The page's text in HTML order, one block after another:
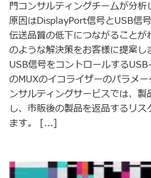
門コンサルティングチームが分
原因はDisplayPort信号とUSB信
伝送品質の低下につながること
のような解決策をお客様に提案
USB信号をコントロールする
のMUXのイコライザーのパラメ
ンサルティングサービスでは、
し、市販後の製品を返品するリ
ます。 [...]